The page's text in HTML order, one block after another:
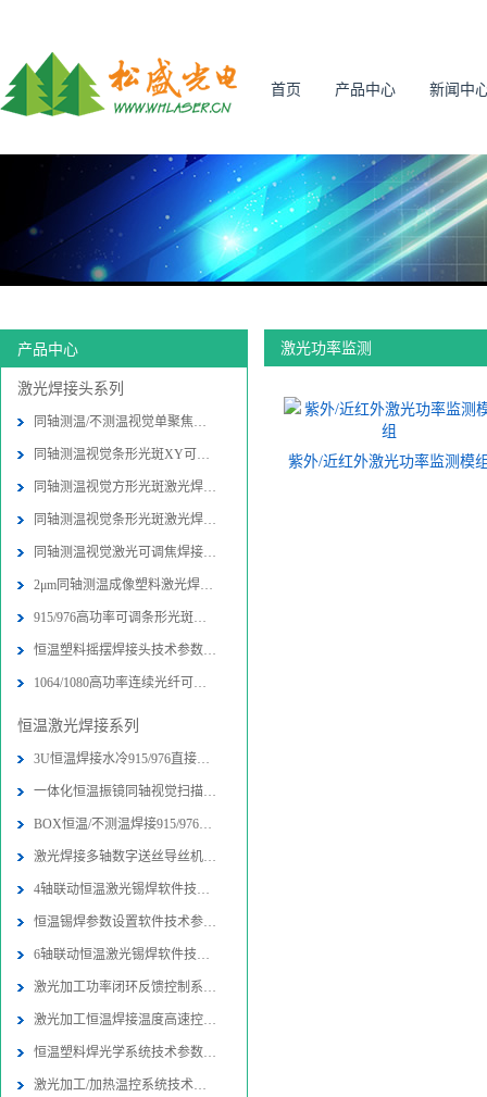
首页 产品中心 新闻中
产品中心
激光焊接头系列
同轴测温/不测温视觉单聚焦激光焊接
同轴测温视觉条形光斑XY可调激光焊接
同轴测温视觉方形光斑激光焊接头技术
同轴测温视觉条形光斑激光焊接头技术
同轴测温视觉激光可调焦焊接头技术参
2μm同轴测温成像塑料激光焊接头技术
915/976高功率可调条形光斑激光封边
恒温塑料摇摆焊接头技术参数-图片-应
1064/1080高功率连续光纤可调条形光
恒温激光焊接系列
3U恒温焊接水冷915/976直接半导体激
一体化恒温振镜同轴视觉扫描焊接加工
BOX恒温/不测温焊接915/976直接半导
激光焊接多轴数字送丝导丝机构技术参
4轴联动恒温激光锡焊软件技术参数-图
恒温锡焊参数设置软件技术参数-图片
6轴联动恒温激光锡焊软件技术参数-图
激光加工功率闭环反馈控制系统技术参
激光加工恒温焊接温度高速控制系统技
恒温塑料焊光学系统技术参数-图片-应
激光加工/加热温控系统技术参数-图片
激光功率监测
紫外/近红外激光功率监测模